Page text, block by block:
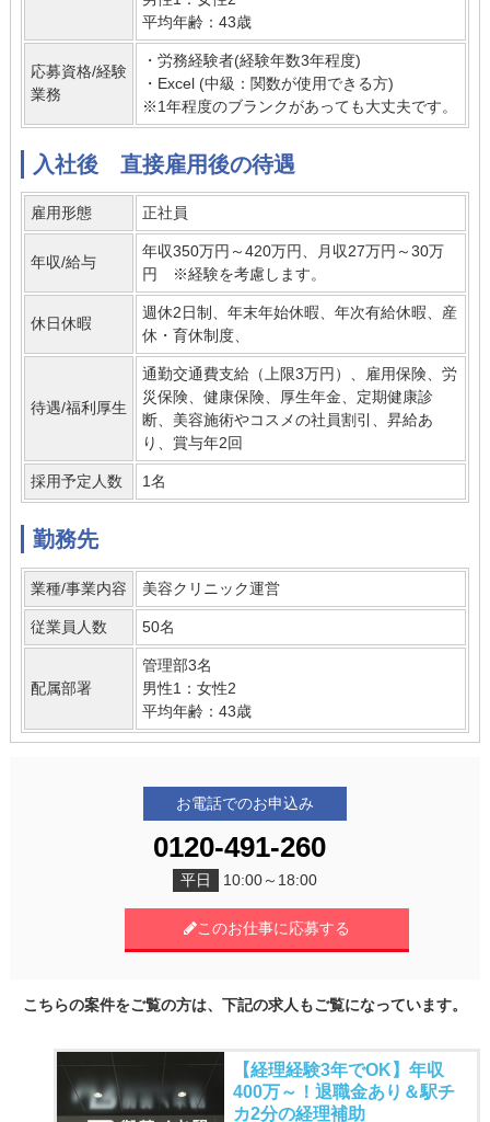
平均年齢：43歳
応募資格/経験
業務
・労務経験者(経験年数3年程度)
・Excel (中級：関数が使用できる方)
※1年程度のブランクがあっても大丈夫です。
入社後 直接雇用後の待遇
雇用形態 正社員
年収/給与
年収350万円～420万円、月収27万円～30万
円 ※経験を考慮します。
休日休暇
週休2日制、年末年始休暇、年次有給休暇、産
休・育休制度、
待遇/福利厚生
通勤交通費支給（上限3万円）、雇用保険、労
災保険、健康保険、厚生年金、定期健康診
断、美容施術やコスメの社員割引、昇給あ
り、賞与年2回
採用予定人数 1名
勤務先
業種/事業内容 美容クリニック運営
従業員人数 50名
配属部署
管理部3名
男性1：女性2
平均年齢：43歳
お電話でのお申込み
0120-491-260
平日 10:00～18:00
このお仕事に応募する
こちらの案件をご覧の方は、下記の求人もご覧になっています。
【経理経験3年でOK】年収
400万～！退職金あり＆駅チ
カ2分の経理補助